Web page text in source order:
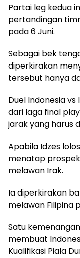
Partai leg kedua
pertandingan
pada 6 Juni.
Sebagai bek
diperkirakan
tersebut hanya
Duel Indonesia
dari laga final
jarak yang harus
Apabila Idzes
menatap
melawan Irak.
Ia diperkirakan
melawan Filipina
Satu
membuat
Kualifikasi Piala